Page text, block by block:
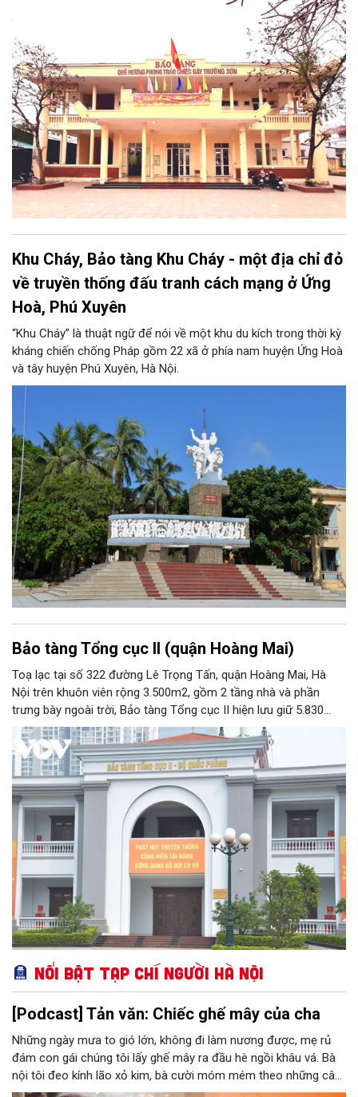
chống Mỹ cứu nước, Hòa Xá được xem là quê hương của
phong trào động viên thanh niên lên đường “xẻ dọc Trường Sơn
đi cứu nước” và câu chuyện huyền thoại “chiếc gậy Trường
Sơn”.
Khu Cháy, Bảo tàng Khu Cháy - một địa chỉ đỏ
về truyền thống đấu tranh cách mạng ở Ứng
Hoà, Phú Xuyên
“Khu Cháy” là thuật ngữ để nói về một khu du kích trong thời kỳ
kháng chiến chống Pháp gồm 22 xã ở phía nam huyện Ứng Hoà
và tây huyện Phú Xuyên, Hà Nội.
Bảo tàng Tổng cục II (quận Hoàng Mai)
Toạ lạc tại số 322 đường Lê Trọng Tấn, quận Hoàng Mai, Hà
Nội trên khuôn viên rộng 3.500m2, gồm 2 tầng nhà và phần
trưng bày ngoài trời, Bảo tàng Tổng cục II hiện lưu giữ 5.830
hiện vật, trong đó có nhiều hiện vật quý hiếm gắn liền với cuộc
đời hoạt động của nhiều chiến sĩ tình báo xuất sắc của Quân
đội nhân dân Việt Nam. Với chức năng phục vụ công tác nghiên
cứu, tham quan học tập, giáo dục truyền thống, Bảo tàng Tổng
cục II chính thức được Bộ Văn hoá - Thông tin công nhận nằm
trong hệ thống các bảo tàng cấp 2 toàn quân.
Nổi bật Tạp chí Người Hà Nội
[Podcast] Tản văn: Chiếc ghế mây của cha
Những ngày mưa to gió lớn, không đi làm nương được, mẹ rủ
đám con gái chúng tôi lấy ghế mây ra đầu hè ngồi khâu vá. Bà
nội tôi đeo kính lão xỏ kim, bà cười móm mém theo những câu
chuyện kể tếu táo của đám trẻ chúng tôi. Chiếc ghế mây phát